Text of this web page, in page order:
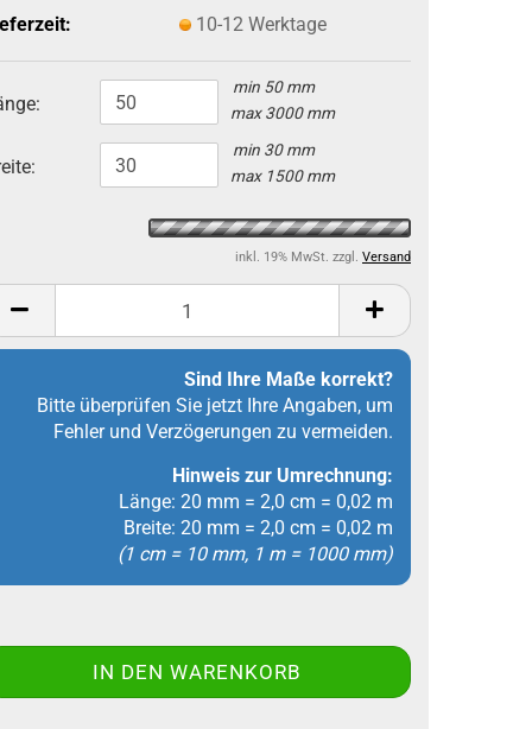
10-12 Werktage
min 50 mm
max 3000 mm
min 30 mm
max 1500 mm
inkl. 19% MwSt. zzgl. Versand
Sind Ihre Maße korrekt?
Bitte überprüfen Sie jetzt Ihre Angaben, um
Fehler und Verzögerungen zu vermeiden.
Hinweis zur Umrechnung:
Länge: 20 mm = 2,0 cm = 0,02 m
Breite: 20 mm = 2,0 cm = 0,02 m
(1 cm = 10 mm, 1 m = 1000 mm)